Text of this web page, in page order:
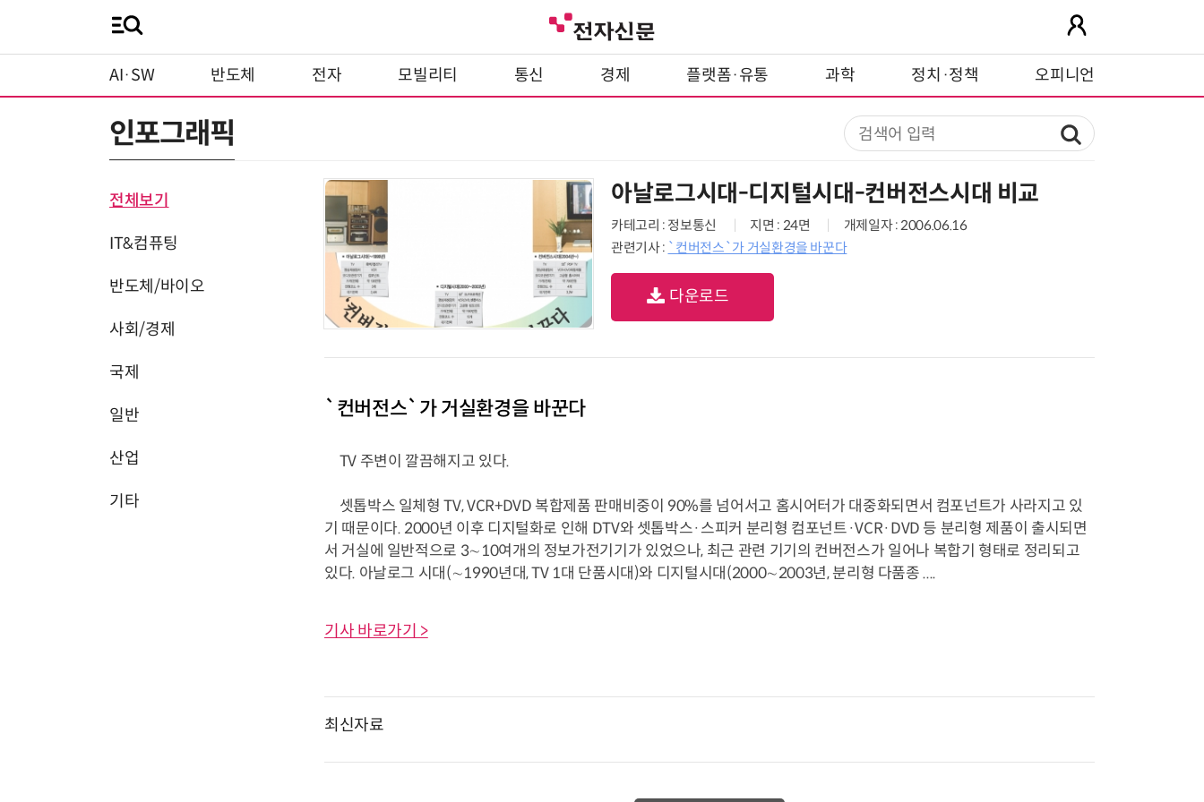
AI·SW 반도체 전자 모빌리티 통신 경제 플랫폼·유통 과학 정치·정책 오피니언
인포그래픽
전체보기
IT&컴퓨팅
반도체/바이오
사회/경제
국제
일반
산업
기타
아날로그시대-디지털시대-컨버전스시대 비교
카테고리 : 정보통신 지면 : 24면
개제일자 : 2006.06.16
관련기사 : `컨버전스`가 거실환경을 바꾼다
다운로드
`컨버전스`가 거실환경을 바꾼다
TV 주변이 깔끔해지고 있다.
셋톱박스 일체형 TV, VCR+DVD 복합제품 판매비중이 90%를 넘어서고 홈시어터가 대중화되면서 컴포넌트가 사라지고 있
기 때문이다. 2000년 이후 디지털화로 인해 DTV와 셋톱박스·스피커 분리형 컴포넌트·VCR·DVD 등 분리형 제품이 출시되면
서 거실에 일반적으로 3∼10여개의 정보가전기기가 있었으나, 최근 관련 기기의 컨버전스가 일어나 복합기 형태로 정리되고
있다. 아날로그 시대(∼1990년대, TV 1대 단품시대)와 디지털시대(2000∼2003년, 분리형 다품종 ....
기사 바로가기 >
최신자료